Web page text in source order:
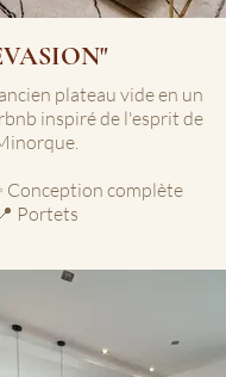
plateau vide en un
inspiré de l'esprit de
Conception complète
Portets